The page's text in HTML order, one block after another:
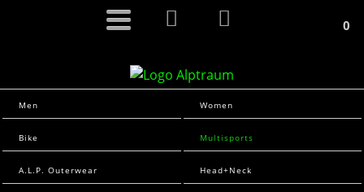
0
Men Women
Bike Multisports
A.L.P. Outerwear Head+Neck